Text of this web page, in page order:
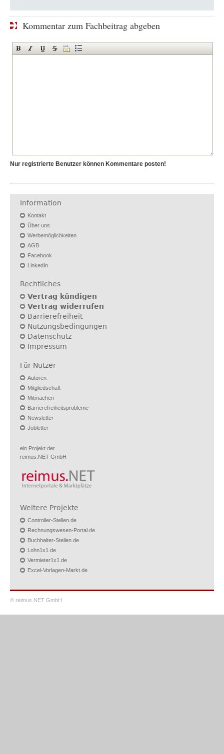
Kommentar zum Fachbeitrag abgeben
Nur registrierte Benutzer können Kommentare posten!
Information
Kontakt
Über uns
Werbemöglichkeiten
AGB
Facebook
LinkedIn
Rechtliches
Vertrag kündigen
Vertrag widerrufen
Barrierefreiheit
Nutzungsbedingungen
Datenschutz
Impressum
Für Nutzer
Autoren
Mitgliedschaft
Mitmachen
Barrierefreiheitsprobleme
Newsletter
Jobletter
ein Projekt der
reimus.NET GmbH
Weitere Projekte
Controller-Stellen.de
Rechnungswesen-Portal.de
Buchhalter-Stellen.de
Lohn1x1.de
Vermieter1x1.de
Excel-Vorlagen-Markt.de
© reimus.NET GmbH